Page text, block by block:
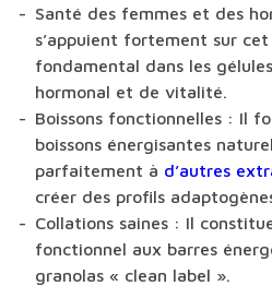
Santé des femmes et des
s’appuient fortement sur
fondamental dans les
hormonal et de vitalité.
Boissons fonctionnelles : Il
boissons énergisantes
parfaitement à d’autres
créer des profils
Collations saines : Il
fonctionnel aux barres
granolas « clean label ».